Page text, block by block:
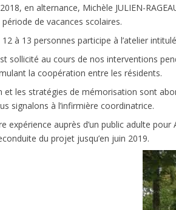
en alternance, Michèle JULIEN-
de vacances scolaires.
à 13 personnes participe à l’atelier
sollicité au cours de nos interventions
la coopération entre les résidents.
et les stratégies de mémorisation sont
signalons à l’infirmière coordinatrice.
expérience auprès d’un public adulte
du projet jusqu’en juin 2019.